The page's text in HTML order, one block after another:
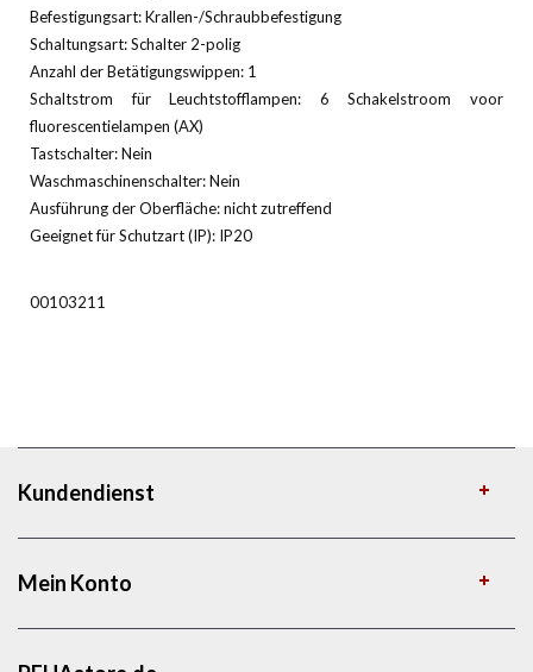
Befestigungsart: Krallen-/Schraubbefestigung
Schaltungsart: Schalter 2-polig
Anzahl der Betätigungswippen: 1
Schaltstrom für Leuchtstofflampen: 6 Schakelstroom voor
fluorescentielampen (AX)
Tastschalter: Nein
Waschmaschinenschalter: Nein
Ausführung der Oberfläche: nicht zutreffend
Geeignet für Schutzart (IP): IP20
00103211
Kundendienst
Mein Konto